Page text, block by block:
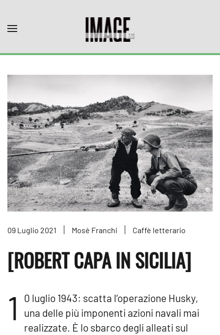
Skip to main content
09 Luglio 2021 Mosè Franchi Caffè letterario
[ROBERT CAPA IN SICILIA]
1
0 luglio 1943: scatta l’operazione Husky,
una delle più imponenti azioni navali mai
realizzate. È lo sbarco degli alleati sul